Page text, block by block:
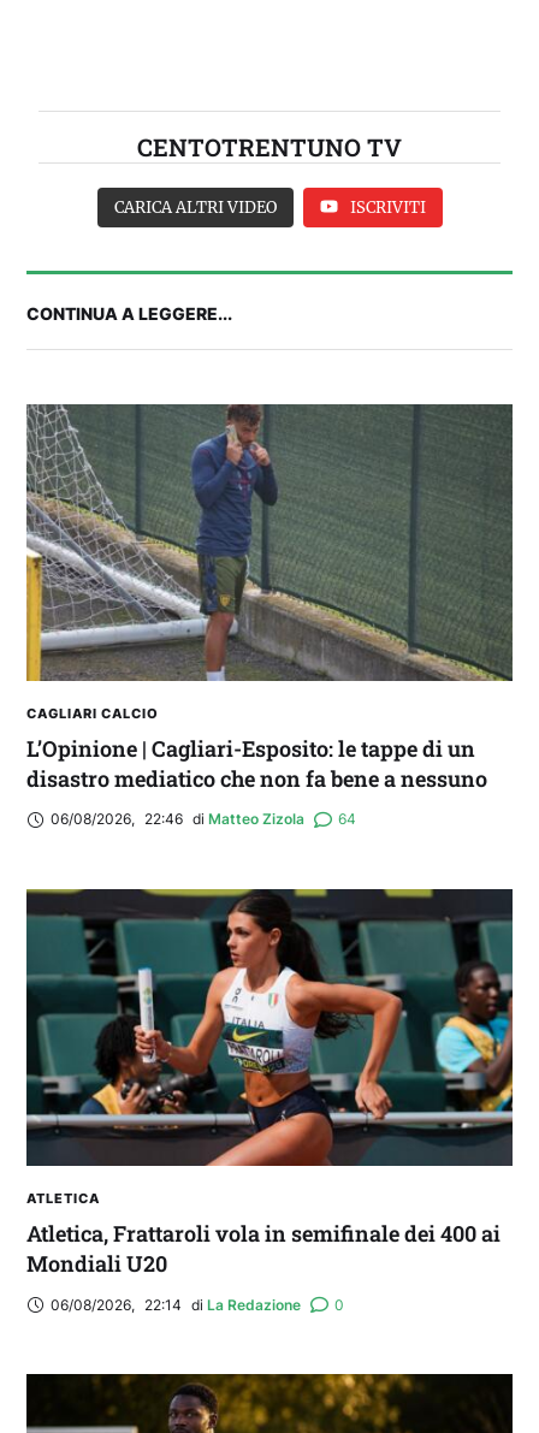
CENTOTRENTUNO TV
Balliana: “Firmare con la Bora è come andare al
Real Madrid. Ora obiettivo Lunigiana”
CARICA ALTRI VIDEO ISCRIVITI
CONTINUA A LEGGERE...
CAGLIARI CALCIO
L’Opinione | Cagliari-Esposito: le tappe di un
disastro mediatico che non fa bene a nessuno
06/08/2026, 22:46 di Matteo Zizola 64
ATLETICA
Atletica, Frattaroli vola in semifinale dei 400 ai
Mondiali U20
06/08/2026, 22:14 di La Redazione 0